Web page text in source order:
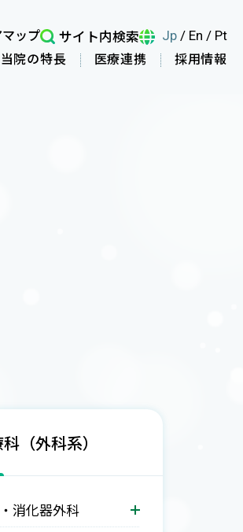
当院の特長 医療連携 採用情報
ップ サイト内検索 Jp / En / Pt
（外科系）
消化器外科